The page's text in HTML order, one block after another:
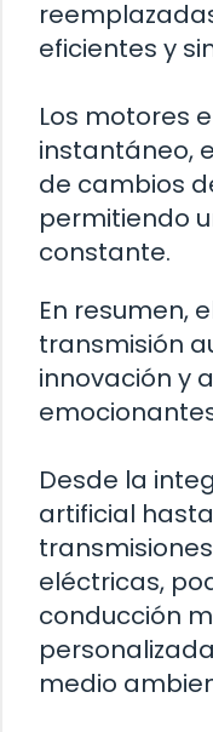
eficientes y
Los motores
instantáneo,
de cambios
permitiendo
constante.
En resumen,
transmisión
innovación y
Desde la
artificial
eléctricas,
conducción
medio